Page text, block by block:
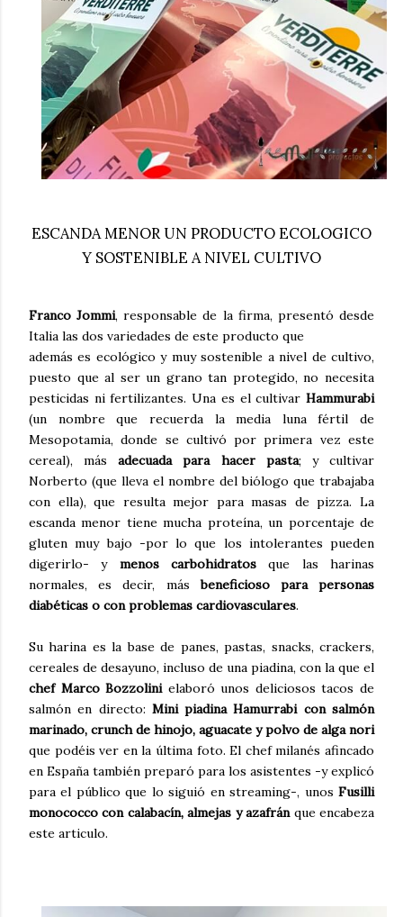
ESCANDA MENOR UN PRODUCTO ECOLOGICO
Y SOSTENIBLE A NIVEL CULTIVO
Franco Jommi, responsable de la firma, presentó desde
Italia las dos variedades de este producto que
además es ecológico y muy sostenible a nivel de cultivo,
puesto que al ser un grano tan protegido, no necesita
pesticidas ni fertilizantes. Una es el cultivar Hammurabi
(un nombre que recuerda la media luna fértil de
Mesopotamia, donde se cultivó por primera vez este
cereal), másadecuada para hacer pasta; y cultivar
Norberto (que lleva el nombre del biólogo que trabajaba
con ella), que resulta mejor para masas de pizza. La
escanda menor tiene mucha proteína, un porcentaje de
gluten muy bajo -por lo que los intolerantes pueden
digerirlo- y menos carbohidratosque las harinas
normales, es decir, másbeneficioso para personas
diabéticas o con problemas cardiovasculares.
Su harina es la base de panes, pastas, snacks, crackers,
cereales de desayuno, incluso de una piadina, con la que el
chef Marco Bozzolini elaboró unos deliciosos tacos de
salmón en directo: Mini piadina Hamurrabi con salmón
marinado, crunch de hinojo, aguacate y polvo de alga nori
que podéis ver en la última foto. El chef milanés afincado
en España también preparó para los asistentes -y explicó
para el público que lo siguió en streaming-, unos Fusilli
monococco con calabacín, almejas y azafrán que encabeza
este articulo.